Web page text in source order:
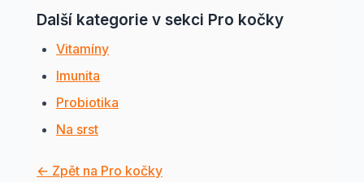
Další kategorie v sekci Pro kočky
Vitamíny
Imunita
Probiotika
Na srst
← Zpět na Pro kočky